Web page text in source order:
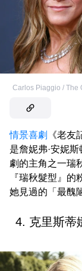
Carlos Piaggio / The
情景喜劇
《老
是詹妮弗·安妮
劇的主角之一瑞
『瑞秋髮型』的
她見過的「最醜
4. 克里斯蒂